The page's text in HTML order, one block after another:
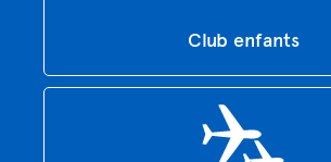
Club enfants